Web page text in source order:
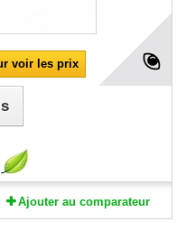
voir les prix
Ajouter au comparateur